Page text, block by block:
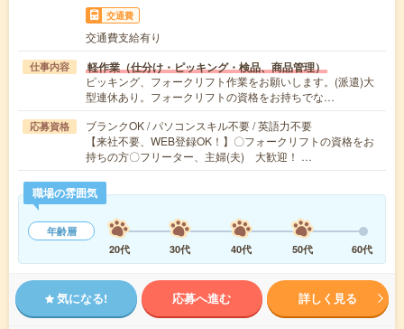
交通費
交通費支給有り
仕事内容 軽作業（仕分け・ピッキング・検品、商品管理）
ピッキング、フォークリフト作業をお願いします。(派遣)大
型連休あり。フォークリフトの資格をお持ちでな…
応募資格
ブランクOK / パソコンスキル不要 / 英語力不要
【来社不要、WEB登録OK！】〇フォークリフトの資格をお
持ちの方〇フリーター、主婦(夫) 大歓迎！ …
職場の雰囲気
年齢層
20代
30代 40代 50代 60代
気になる! 応募へ進む 詳しく見る